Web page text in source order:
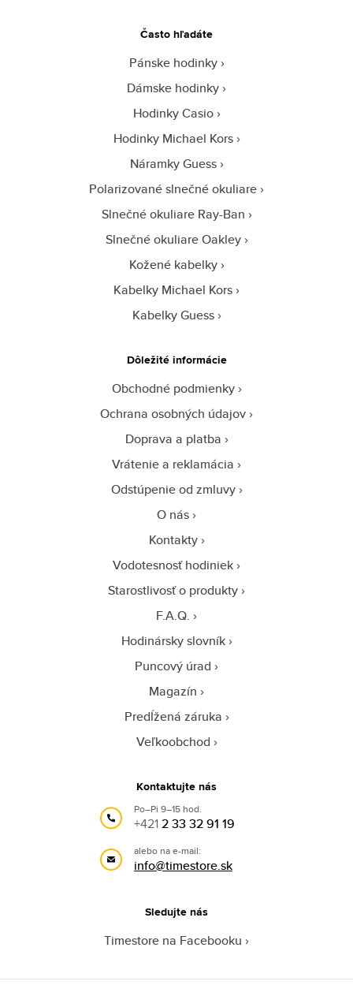
Často hľadáte
Pánske hodinky
Dámske hodinky
Hodinky Casio
Hodinky Michael Kors
Náramky Guess
Polarizované slnečné okuliare
Slnečné okuliare Ray-Ban
Slnečné okuliare Oakley
Kožené kabelky
Kabelky Michael Kors
Kabelky Guess
Dôležité informácie
Obchodné podmienky
Ochrana osobných údajov
Doprava a platba
Vrátenie a reklamácia
Odstúpenie od zmluvy
O nás
Kontakty
Vodotesnosť hodiniek
Starostlivosť o produkty
F.A.Q.
Hodinársky slovník
Puncový úrad
Magazín
Predĺžená záruka
Veľkoobchod
Kontaktujte nás
Po–Pi 9–15 hod.
+4212 33 32 91 19
alebo na e-mail:
info@timestore.sk
Sledujte nás
Timestore na Facebooku